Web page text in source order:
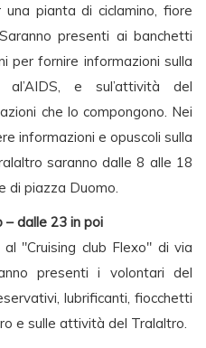
pianta di ciclamino, fiore
presenti ai banchetti
per fornire informazioni sulla
e sul’attività del
che lo compongono. Nei
informazioni e opuscoli sulla
saranno dalle 8 alle 18
di piazza Duomo.
– dalle 23 in poi
"Cruising club Flexo" di via
presenti i volontari del
lubrificanti, fiocchetti
e sulle attività del Tralaltro.